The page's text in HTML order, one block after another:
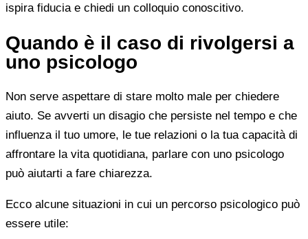
ispira fiducia e chiedi un colloquio conoscitivo.
Quando è il caso di rivolgersi a
uno psicologo
Non serve aspettare di stare molto male per chiedere
aiuto. Se avverti un disagio che persiste nel tempo e che
influenza il tuo umore, le tue relazioni o la tua capacità di
affrontare la vita quotidiana, parlare con uno psicologo
può aiutarti a fare chiarezza.
Ecco alcune situazioni in cui un percorso psicologico può
essere utile: